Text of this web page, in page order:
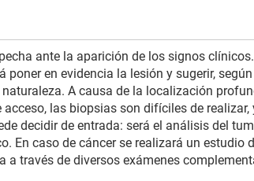
ante la aparición de los signos
poner en evidencia la lesión y sugerir,
naturaleza. A causa de la localización
las biopsias son difíciles de realizar,
decidir de entrada: será el análisis del
En caso de cáncer se realizará un estudio
a través de diversos exámenes